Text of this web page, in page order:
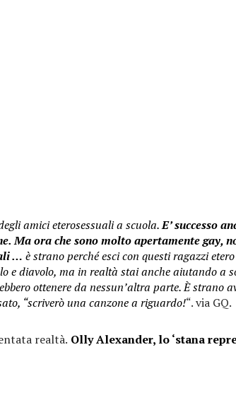
amici eterosessuali a scuola.E’ successo
Ma ora che sono molto apertamente gay,
… è strano perché esci con questi ragazzi
e diavolo, ma in realtà stai anche aiutando a
ottenere da nessun’altra parte. È strano
“scriverò una canzone a riguardo!“. via GQ.
realtà. Olly Alexander, lo ‘stana